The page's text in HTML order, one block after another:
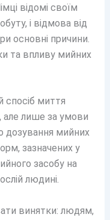
відомі своїм
і відмова від
основні причини.
та впливу мийних
спосіб миття
але лише за умови
дозування мийних
зазначених у
засобу на
людині.
винятки: людям,